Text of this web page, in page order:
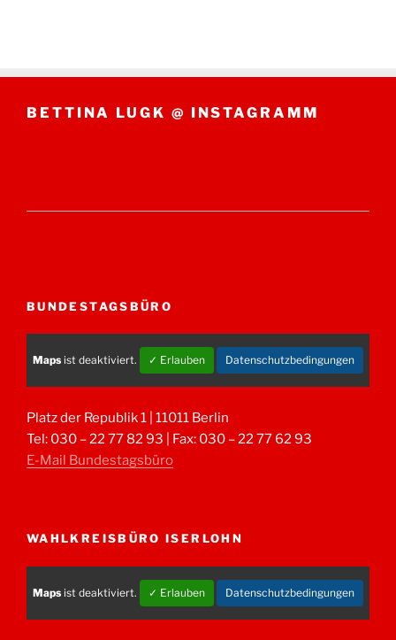
BETTINA LUGK @ INSTAGRAMM
BUNDESTAGSBÜRO
Maps ist deaktiviert. ✓ Erlauben Datenschutzbedingungen
Platz der Republik 1 | 11011 Berlin
Tel: 030 – 22 77 82 93 | Fax: 030 – 22 77 62 93
E-Mail Bundestagsbüro
WAHLKREISBÜRO ISERLOHN
Maps ist deaktiviert. ✓ Erlauben Datenschutzbedingungen